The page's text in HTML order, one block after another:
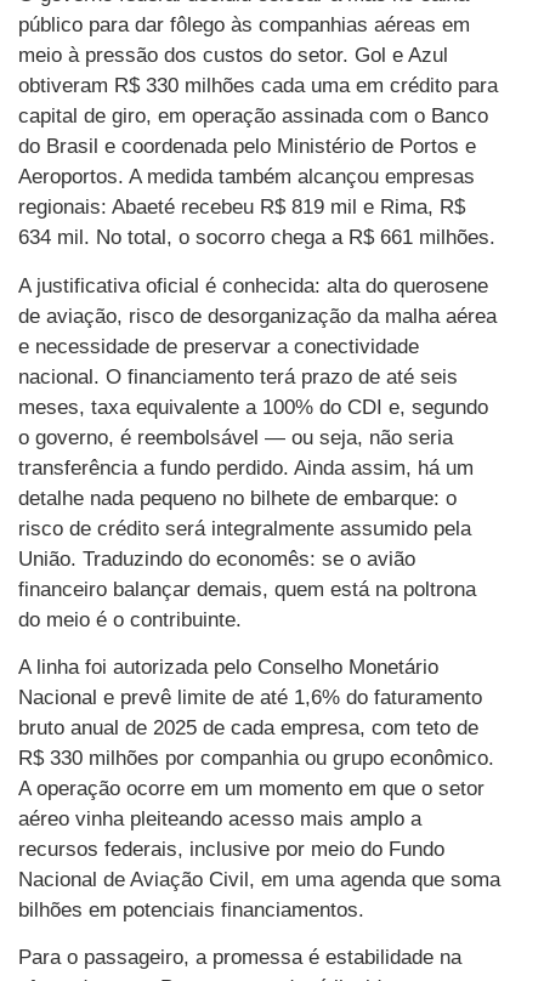
público para dar fôlego às companhias aéreas em
meio à pressão dos custos do setor. Gol e Azul
obtiveram R$ 330 milhões cada uma em crédito para
capital de giro, em operação assinada com o Banco
do Brasil e coordenada pelo Ministério de Portos e
Aeroportos. A medida também alcançou empresas
regionais: Abaeté recebeu R$ 819 mil e Rima, R$
634 mil. No total, o socorro chega a R$ 661 milhões.
A justificativa oficial é conhecida: alta do querosene
de aviação, risco de desorganização da malha aérea
e necessidade de preservar a conectividade
nacional. O financiamento terá prazo de até seis
meses, taxa equivalente a 100% do CDI e, segundo
o governo, é reembolsável — ou seja, não seria
transferência a fundo perdido. Ainda assim, há um
detalhe nada pequeno no bilhete de embarque: o
risco de crédito será integralmente assumido pela
União. Traduzindo do economês: se o avião
financeiro balançar demais, quem está na poltrona
do meio é o contribuinte.
A linha foi autorizada pelo Conselho Monetário
Nacional e prevê limite de até 1,6% do faturamento
bruto anual de 2025 de cada empresa, com teto de
R$ 330 milhões por companhia ou grupo econômico.
A operação ocorre em um momento em que o setor
aéreo vinha pleiteando acesso mais amplo a
recursos federais, inclusive por meio do Fundo
Nacional de Aviação Civil, em uma agenda que soma
bilhões em potenciais financiamentos.
Para o passageiro, a promessa é estabilidade na